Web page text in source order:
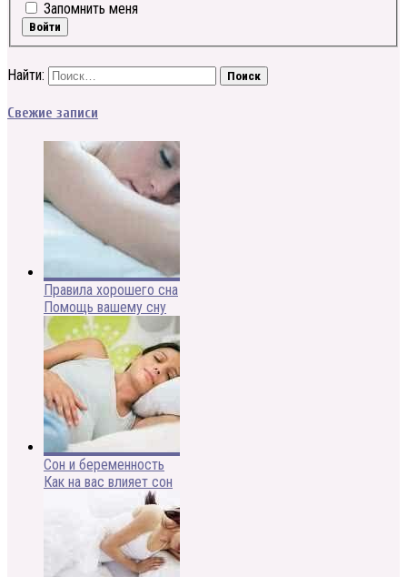
Запомнить меня
Войти
Найти:
Свежие записи
Правила хорошего сна
Помощь вашему сну
Сон и беременность
Как на вас влияет сон